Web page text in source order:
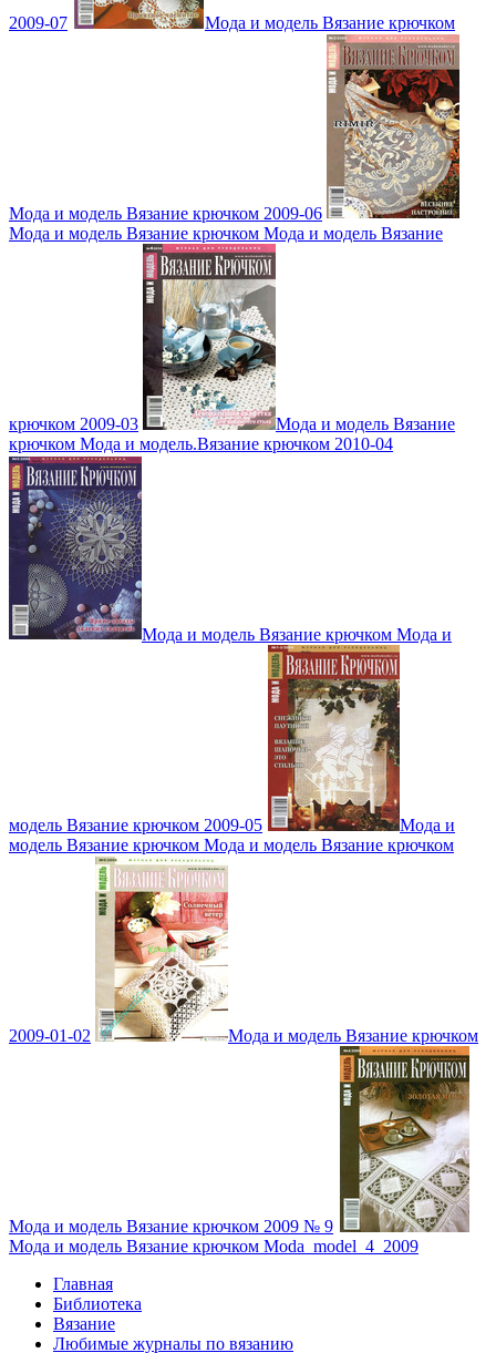
2009-07 Мода и модель Вязание крючком
Мода и модель Вязание крючком 2009-06
Мода и модель Вязание крючком Мода и модель Вязание
крючком 2009-03
Мода и модель Вязание
крючком Мода и модель.Вязание крючком 2010-04
Мода и модель Вязание крючком Мода и
модель Вязание крючком 2009-05
Мода и
модель Вязание крючком Мода и модель Вязание крючком
2009-01-02 Мода и модель Вязание крючком
Мода и модель Вязание крючком 2009 № 9
Мода и модель Вязание крючком Moda_model_4_2009
Главная
Библиотека
Вязание
Любимые журналы по вязанию